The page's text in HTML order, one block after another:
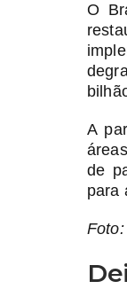
O
A
de
para